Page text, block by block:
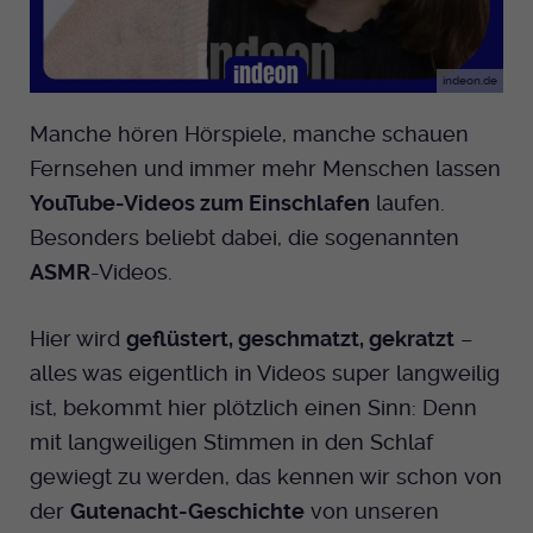
indeon.de
Manche hören Hörspiele, manche schauen
Fernsehen und immer mehr Menschen lassen
YouTube-Videos zum Einschlafen laufen.
Besonders beliebt dabei, die sogenannten
ASMR-Videos.
Hier wird geflüstert, geschmatzt, gekratzt –
alles was eigentlich in Videos super langweilig
ist, bekommt hier plötzlich einen Sinn: Denn
mit langweiligen Stimmen in den Schlaf
gewiegt zu werden, das kennen wir schon von
der Gutenacht-Geschichte von unseren